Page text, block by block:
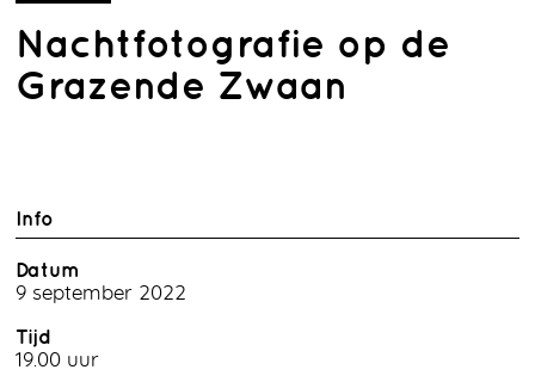
Nachtfotografie op de
Grazende Zwaan
Info
Datum
9 september 2022
Tijd
19.00 uur